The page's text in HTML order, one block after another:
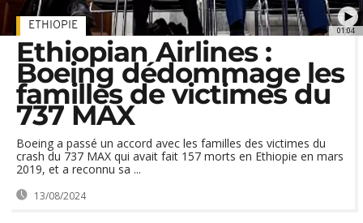
01:04
ETHIOPIE
Ethiopian Airlines :
Boeing dédommage les
familles de victimes du
737 MAX
Boeing a passé un accord avec les familles des victimes du
crash du 737 MAX qui avait fait 157 morts en Ethiopie en mars
2019, et a reconnu sa ...
13/08/2024